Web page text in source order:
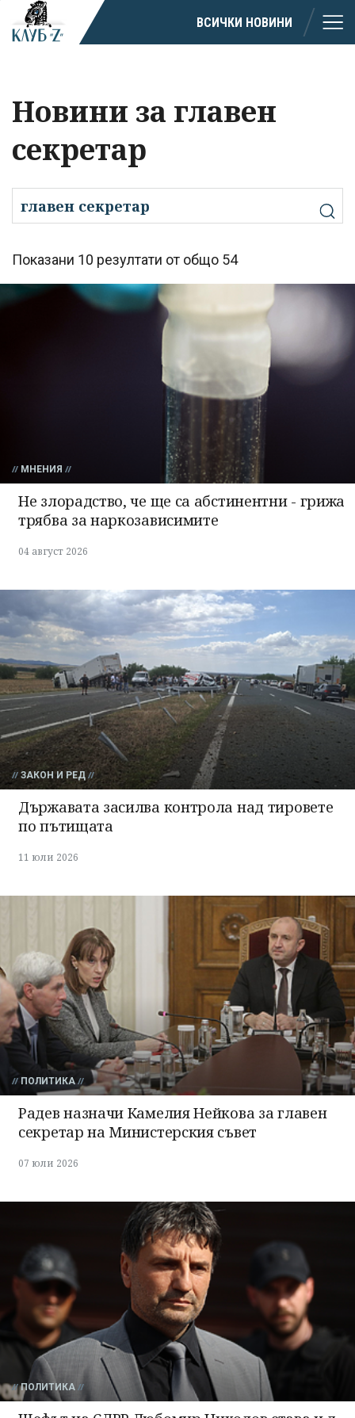
ВСИЧКИ НОВИНИ
Новини за главен
секретар
Показани 10 резултати от общо 54
МНЕНИЯ
Не злорадство, че ще са абстинентни - грижа
трябва за наркозависимите
04 август 2026
ЗАКОН И РЕД
Държавата засилва контрола над тировете
по пътищата
11 юли 2026
ПОЛИТИКА
Радев назначи Камелия Нейкова за главен
секретар на Министерския съвет
07 юли 2026
ПОЛИТИКА